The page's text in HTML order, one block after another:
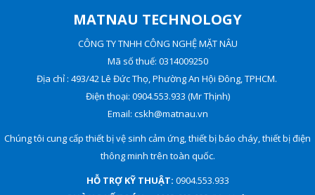
MATNAU TECHNOLOGY
CÔNG TY TNHH CÔNG NGHỆ MẶT NÂU
Mã số thuế: 0314009250
Địa chỉ : 493/42 Lê Đức Thọ, Phường An Hội Đông, TPHCM.
Điện thoại: 0904.553.933 (Mr Thịnh)
Email: cskh@matnau.vn
Chúng tôi cung cấp thiết bị vệ sinh cảm ứng, thiết bị báo cháy, thiết bị điện
thông minh trên toàn quốc.
HỖ TRỢ KỸ THUẬT: 0904.553.933